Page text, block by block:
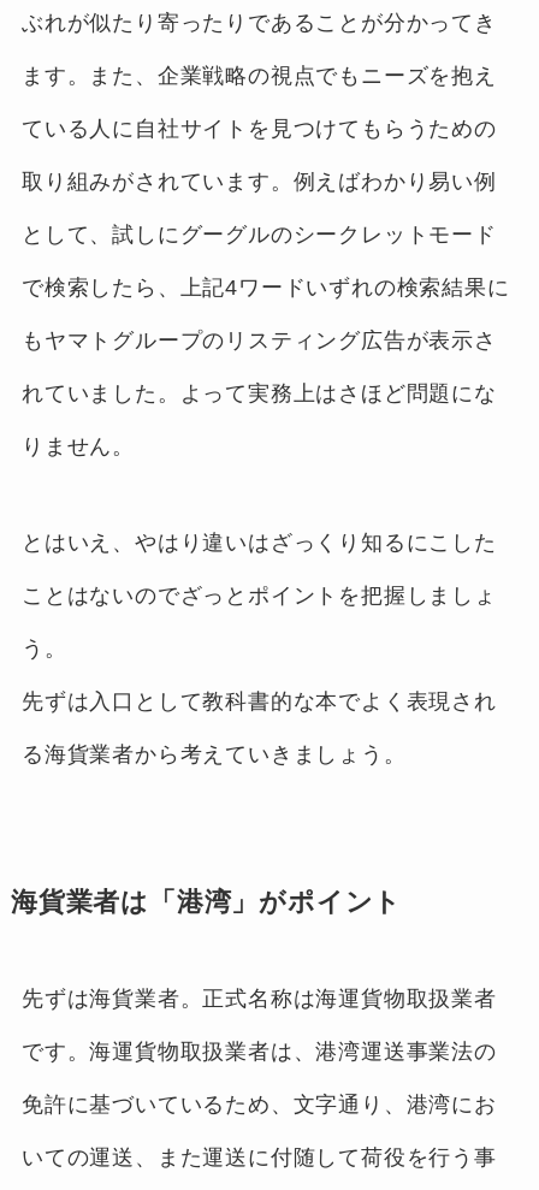
ぶれが似たり寄ったりであることが分かってき
ます。また、企業戦略の視点でもニーズを抱え
ている人に自社サイトを見つけてもらうための
取り組みがされています。例えばわかり易い例
として、試しにグーグルのシークレットモード
で検索したら、上記4ワードいずれの検索結果に
もヤマトグループのリスティング広告が表示さ
れていました。よって実務上はさほど問題にな
りません。
とはいえ、やはり違いはざっくり知るにこした
ことはないのでざっとポイントを把握しましょ
う。
先ずは入口として教科書的な本でよく表現され
る海貨業者から考えていきましょう。
海貨業者は「港湾」がポイント
先ずは海貨業者。正式名称は海運貨物取扱業者
です。海運貨物取扱業者は、港湾運送事業法の
免許に基づいているため、文字通り、港湾にお
いての運送、また運送に付随して荷役を行う事